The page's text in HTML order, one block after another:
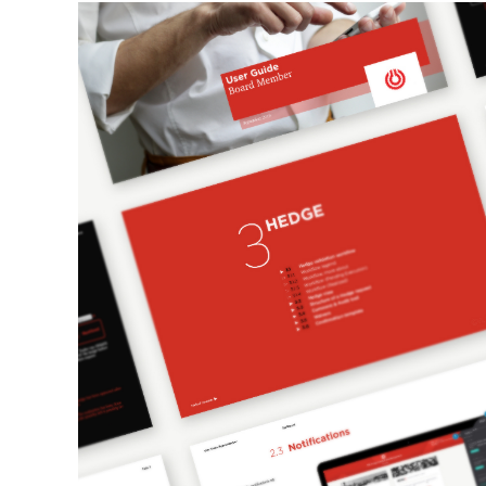
Envoyer un message
No Result Website Carbon
© 2001 — 2026 Kernix
Mentions légales Protection des données